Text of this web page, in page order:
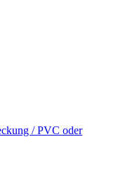
/ PVC oder